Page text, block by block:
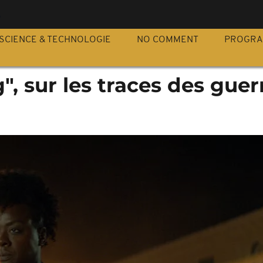
SCIENCE & TECHNOLOGIE NO COMMENT
sur les traces des